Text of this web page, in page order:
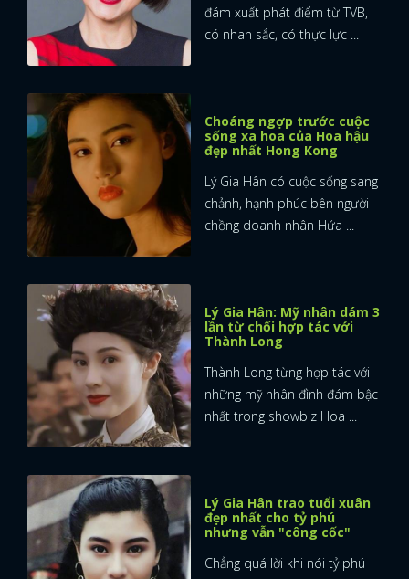
đám xuất phát điểm từ TVB,
có nhan sắc, có thực lực ...
Choáng ngợp trước cuộc
sống xa hoa của Hoa hậu
đẹp nhất Hong Kong
Lý Gia Hân có cuộc sống sang
chảnh, hạnh phúc bên người
chồng doanh nhân Hứa ...
Lý Gia Hân: Mỹ nhân dám 3
lần từ chối hợp tác với
Thành Long
Thành Long từng hợp tác với
những mỹ nhân đình đám bậc
nhất trong showbiz Hoa ...
Lý Gia Hân trao tuổi xuân
đẹp nhất cho tỷ phú
nhưng vẫn "công cốc"
Chẳng quá lời khi nói tỷ phú